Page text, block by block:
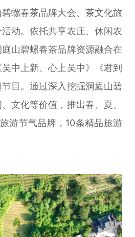
螺春茶品牌大会、茶文化旅
动。依托共享农庄、休闲农
山碧螺春茶品牌资源融合在
中上新、心上吴中》《君到
目。通过深入挖掘洞庭山碧
文化等价值，推出春、夏、
游节气品牌，10条精品旅游